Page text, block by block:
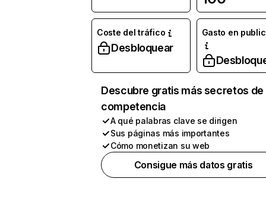
Coste del tráfico
Desbloquear
Gasto en
Descubre gratis más secretos de
competencia
A qué palabras clave se dirigen
Sus páginas más importantes
Cómo monetizan su web
Consigue más datos gratis